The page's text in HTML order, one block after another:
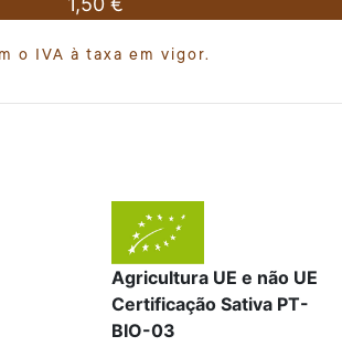
o IVA à taxa em vigor.
Agricultura UE e não UE
Certificação Sativa PT-
BIO-03